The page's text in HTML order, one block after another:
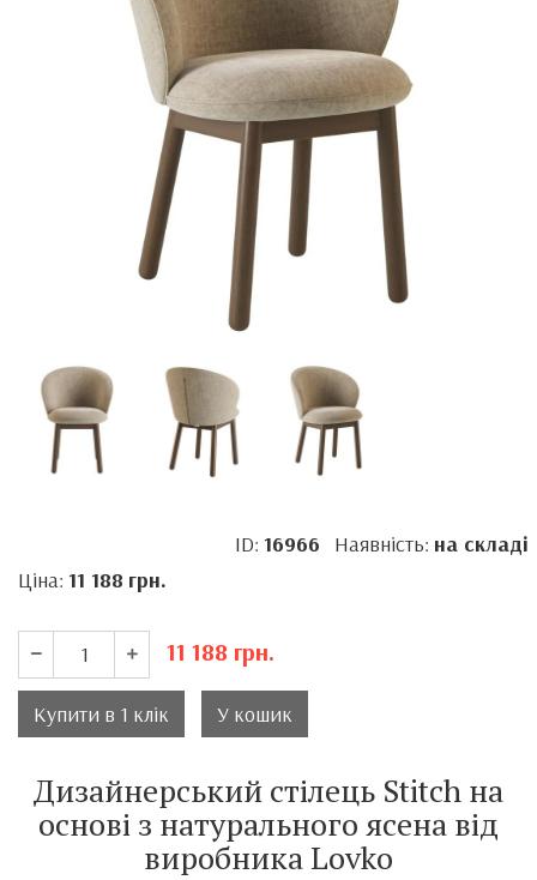
ID: 16966 Наявність: на складі
Ціна: 11 188 грн.
11 188 грн.
Купити в 1 клік У кошик
Дизайнерський стілець Stitch на
основі з натурального ясена від
виробника Lovko